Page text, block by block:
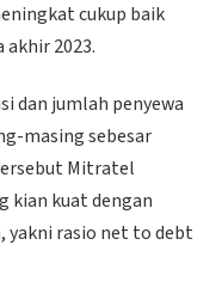
cukup baik
akhir 2023.
dan jumlah penyewa
masing sebesar
tersebut Mitratel
kian kuat dengan
yakni rasio net to debt